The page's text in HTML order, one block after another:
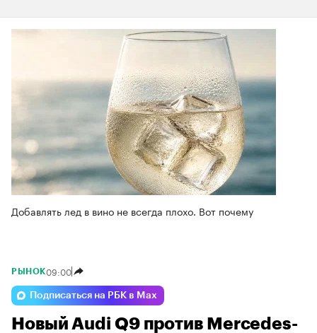
Добавлять лед в вино не всегда плохо. Вот почему
РЫНОК09:00
Подписаться на РБК в Max
Новый Audi Q9 против Mercedes-